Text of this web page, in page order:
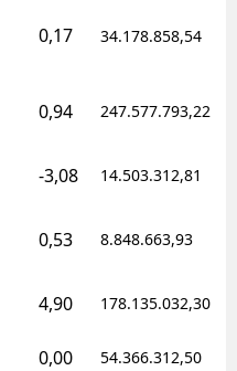
0,17 34.178.858,54
0,94 247.577.793,22
-3,08 14.503.312,81
0,53 8.848.663,93
4,90 178.135.032,30
0,00 54.366.312,50